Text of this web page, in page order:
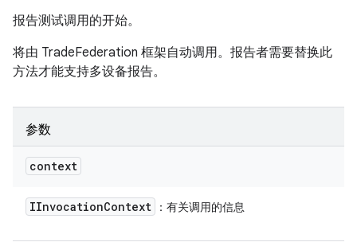
报告测试调用的开始。
将由 TradeFederation 框架自动调用。报告者需要替换此
方法才能支持多设备报告。
参数
context
IInvocationContext ：有关调用的信息